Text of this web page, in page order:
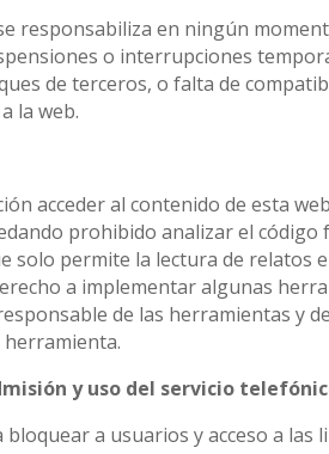
responsabiliza en ningún
o interrupciones
de terceros, o falta de
la web.
acceder al contenido de esta
prohibido analizar el
solo permite la lectura de relatos
a implementar algunas
de las herramientas y
herramienta.
y uso del servicio
a usuarios y acceso a